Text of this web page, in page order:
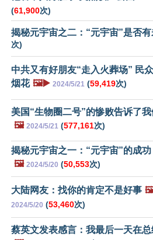
(61,900次)
揭秘元宇宙之二：“元宇宙”是否有
次)
中共又有好朋友“走入火葬场” 民
烟花 🖼️▶️ 2024/5/21 (59,419次)
美国“生物圈二号”的惨败告诉了我
🖼️ 2024/5/21 (577,161次)
揭秘元宇宙之一：“元宇宙”的成
🖼️ 2024/5/20 (50,553次)
大陆网友：找你的肯定不是好事
2024/5/20 (53,460次)
蔡英文发表感言：我最后一天在